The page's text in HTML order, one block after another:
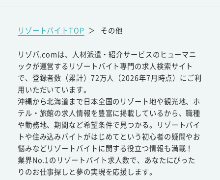
リゾートバイトTOP ＞ その他
リゾバ.comは、人材派遣・紹介サービスのヒューマニ
ックが運営するリゾートバイト専門の求人検索サイト
で、登録者数（累計）72万人（2026年7月時点）にご利
用いただいています。
沖縄から北海道まで日本全国のリゾート地や観光地、ホ
テル・旅館の求人情報を豊富に掲載しているから、職種
や勤務地、期間など希望条件で見つかる。リゾートバイ
トや住み込みバイトがはじめてという初心者の疑問やお
悩みなどリゾートバイトに関する役立つ情報も満載！
業界No.1のリゾートバイト求人数で、あなたにぴった
りのお仕事探しと夢の実現を応援します。